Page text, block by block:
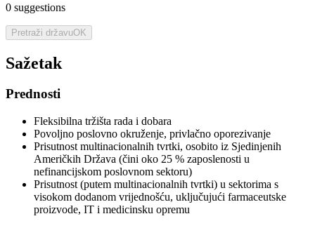
0 suggestions
Pretraži državuOK
Sažetak
Prednosti
Fleksibilna tržišta rada i dobara
Povoljno poslovno okruženje, privlačno oporezivanje
Prisutnost multinacionalnih tvrtki, osobito iz Sjedinjenih
Američkih Država (čini oko 25 % zaposlenosti u
nefinancijskom poslovnom sektoru)
Prisutnost (putem multinacionalnih tvrtki) u sektorima s
visokom dodanom vrijednošću, uključujući farmaceutske
proizvode, IT i medicinsku opremu